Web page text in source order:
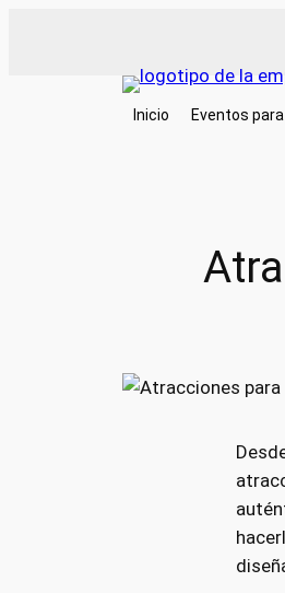
Inicio Eventos